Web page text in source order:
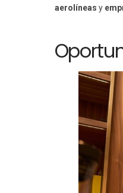
aerolíneas y